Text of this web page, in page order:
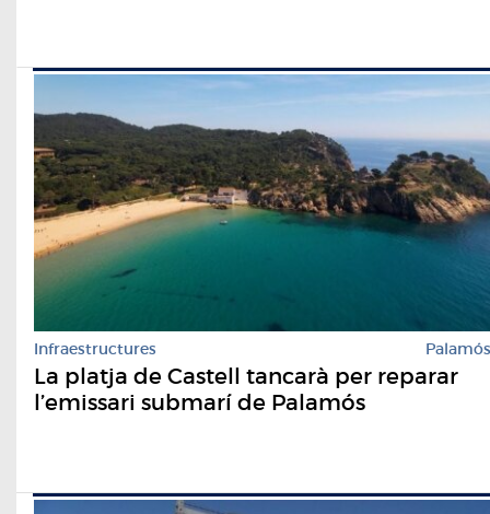
Infraestructures Palamós
La platja de Castell tancarà per reparar
l’emissari submarí de Palamós